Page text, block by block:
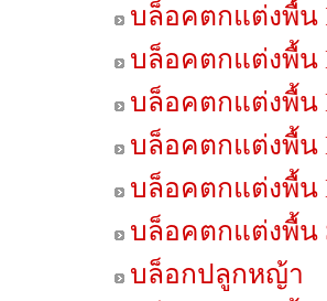
บล็อคตกแต่งพื้น
บล็อคตกแต่งพื้น
บล็อคตกแต่งพื้น
บล็อคตกแต่งพื้น
บล็อคตกแต่งพื้น
บล็อคตกแต่งพื้น
บล็อกปลูกหญ้า